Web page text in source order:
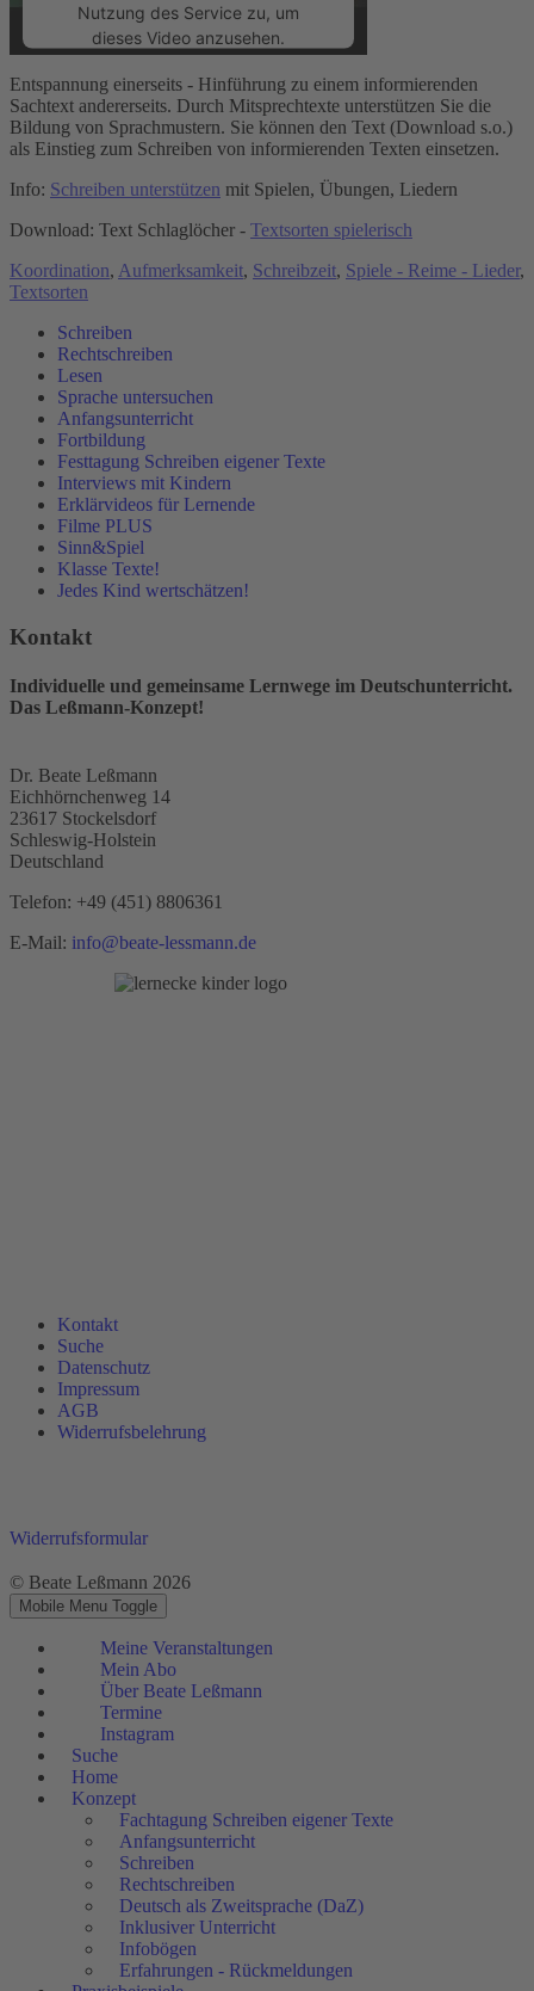
Nutzung des Service zu, um
dieses Video anzusehen.
Mehr Informationen
Akzeptieren
powered byUsercentrics Consent
Management Platform& eRecht24
Entspannung einerseits - Hinführung zu einem informierenden
Sachtext andererseits. Durch Mitsprechtexte unterstützen Sie die
Bildung von Sprachmustern. Sie können den Text (Download s.o.)
als Einstieg zum Schreiben von informierenden Texten einsetzen.
Info: Schreiben unterstützen mit Spielen, Übungen, Liedern
Download: Text Schlaglöcher - Textsorten spielerisch
Koordination, Aufmerksamkeit, Schreibzeit, Spiele - Reime - Lieder,
Textsorten
Schreiben
Rechtschreiben
Lesen
Sprache untersuchen
Anfangsunterricht
Fortbildung
Festtagung Schreiben eigener Texte
Interviews mit Kindern
Erklärvideos für Lernende
Filme PLUS
Sinn&Spiel
Klasse Texte!
Jedes Kind wertschätzen!
Kontakt
Individuelle und gemeinsame Lernwege im Deutschunterricht.
Das Leßmann-Konzept!
Dr. Beate Leßmann
Eichhörnchenweg 14
23617 Stockelsdorf
Schleswig-Holstein
Deutschland
Telefon: +49 (451) 8806361
E-Mail: info@beate-lessmann.de
Kontakt
Suche
Datenschutz
Impressum
AGB
Widerrufsbelehrung
Widerrufsformular
© Beate Leßmann 2026
Mobile Menu Toggle
Meine Veranstaltungen
Mein Abo
Über Beate Leßmann
Termine
Instagram
Suche
Home
Konzept
Fachtagung Schreiben eigener Texte
Anfangsunterricht
Schreiben
Rechtschreiben
Deutsch als Zweitsprache (DaZ)
Inklusiver Unterricht
Infobögen
Erfahrungen - Rückmeldungen